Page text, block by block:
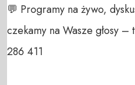
💬 Programy na żywo,
czekamy na Wasze głosy
286 411